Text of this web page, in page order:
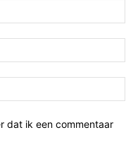
dat ik een commentaar